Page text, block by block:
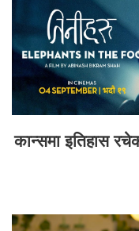
कान्समा इतिहास